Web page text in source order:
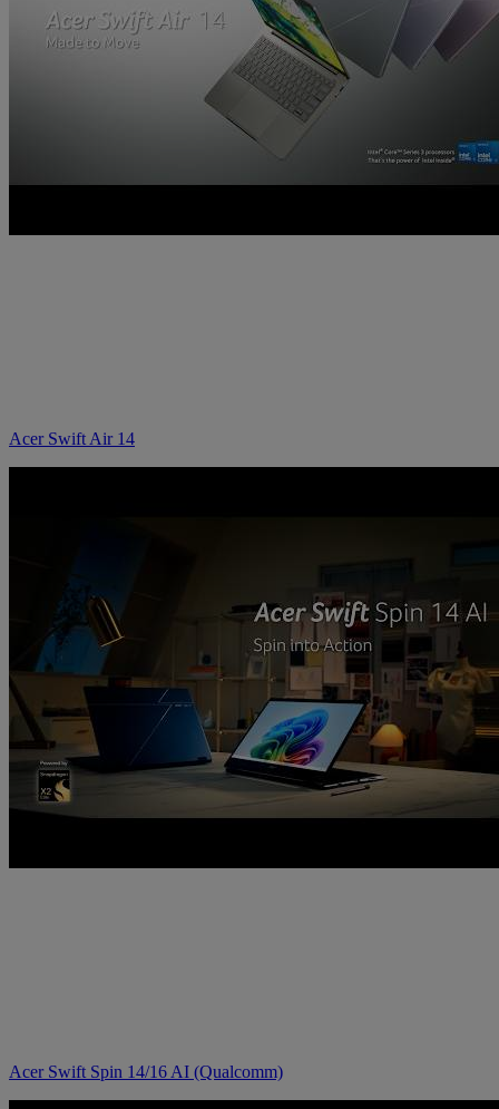
Acer Swift Air 14
Acer Swift Spin 14/16 AI (Qualcomm)